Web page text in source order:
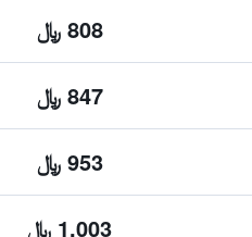
808 ﷼
847 ﷼
953 ﷼
1,003 ﷼